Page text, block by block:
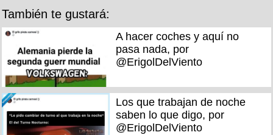
También te gustará:
A hacer coches y aquí no
pasa nada, por
@ErigolDelViento
Los que trabajan de noche
saben lo que digo, por
@ErigolDelViento